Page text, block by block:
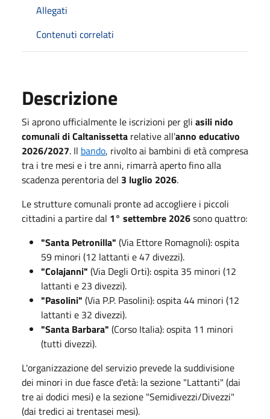
Allegati
Contenuti correlati
Descrizione
Si aprono ufficialmente le iscrizioni per gli asili nido
comunali di Caltanissetta relative all'anno educativo
2026/2027. Il bando, rivolto ai bambini di età compresa
tra i tre mesi e i tre anni, rimarrà aperto fino alla
scadenza perentoria del 3 luglio 2026.
Le strutture comunali pronte ad accogliere i piccoli
cittadini a partire dal 1° settembre 2026sono quattro:
"Santa Petronilla" (Via Ettore Romagnoli): ospita
59 minori (12 lattanti e 47 divezzi).
"Colajanni" (Via Degli Orti): ospita 35 minori (12
lattanti e 23 divezzi).
"Pasolini" (Via P.P. Pasolini): ospita 44 minori (12
lattanti e 32 divezzi).
"Santa Barbara" (Corso Italia): ospita 11 minori
(tutti divezzi).
L'organizzazione del servizio prevede la suddivisione
dei minori in due fasce d'età: la sezione "Lattanti" (dai
tre ai dodici mesi) e la sezione "Semidivezzi/Divezzi"
(dai tredici ai trentasei mesi).